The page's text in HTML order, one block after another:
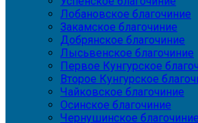
Лобановское благочиние
Закамское благочиние
Добрянское благочиние
Лысьвенское благочиние
Первое Кунгурское
Второе Кунгурское
Чайковское благочиние
Осинское благочиние
Чернушинское благочиние